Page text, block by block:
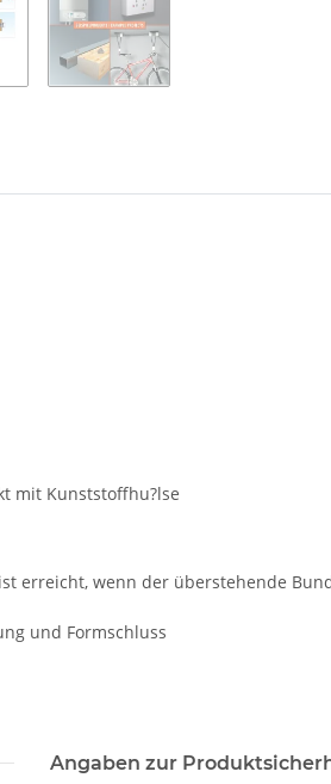
mit Kunststoffhu?lse
erreicht, wenn der überstehende
und Formschluss
Angaben zur